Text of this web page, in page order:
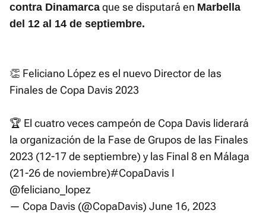
contra Dinamarca que se disputará en Marbella
del 12 al 14 de septiembre.
👏 Feliciano López es el nuevo Director de las
Finales de Copa Davis 2023
🏆 El cuatro veces campeón de Copa Davis liderará
la organización de la Fase de Grupos de las Finales
2023 (12-17 de septiembre) y las Final 8 en Málaga
(21-26 de noviembre)#CopaDavis I
@feliciano_lopez
— Copa Davis (@CopaDavis) June 16, 2023